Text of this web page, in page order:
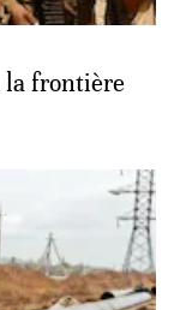
la frontière